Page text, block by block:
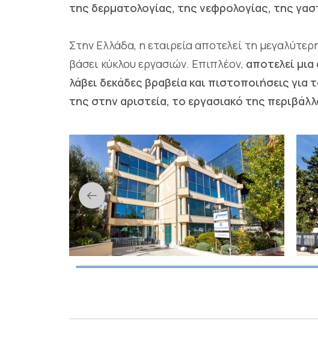
της δερματολογίας, της νεφρολογίας, της
Στην Ελλάδα, η εταιρεία αποτελεί τη
βάσει κύκλου εργασιών. Επιπλέον, αποτελεί
λάβει δεκάδες βραβεία και πιστοποιήσεις
της στην αριστεία, το εργασιακό της